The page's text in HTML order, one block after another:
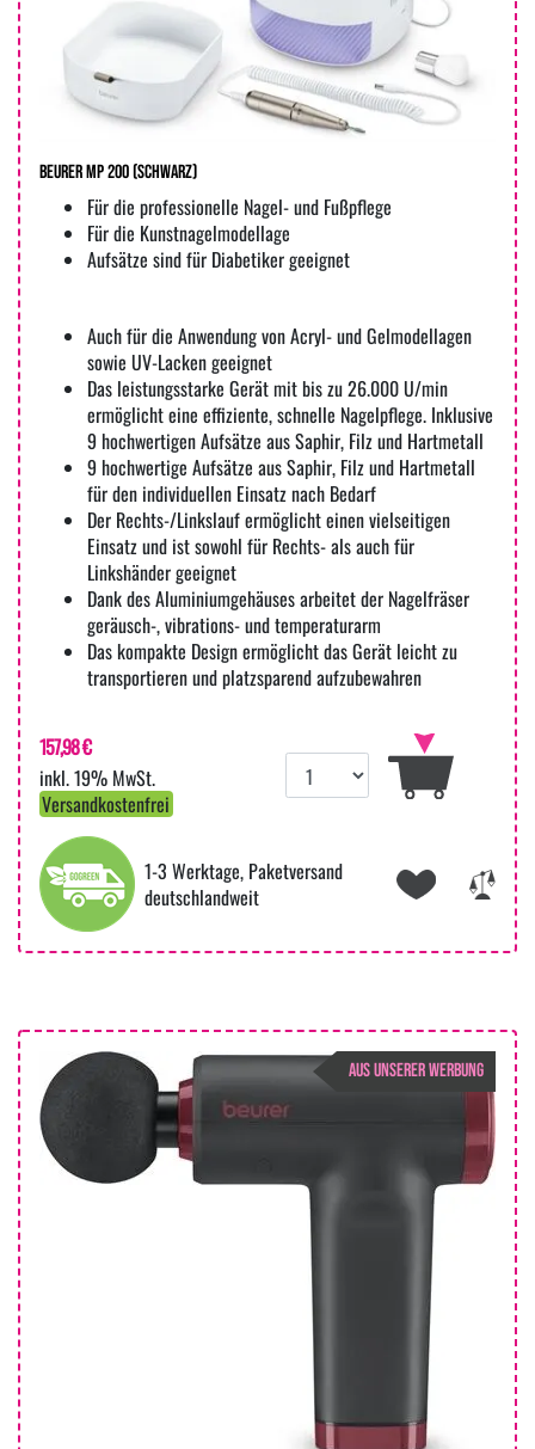
Beurer MP 200 (Schwarz)
Für die professionelle Nagel- und Fußpflege
Für die Kunstnagelmodellage
Aufsätze sind für Diabetiker geeignet
Auch für die Anwendung von Acryl- und Gelmodellagen
sowie UV-Lacken geeignet
Das leistungsstarke Gerät mit bis zu 26.000 U/min
ermöglicht eine effiziente, schnelle Nagelpflege. Inklusive
9 hochwertigen Aufsätze aus Saphir, Filz und Hartmetall
9 hochwertige Aufsätze aus Saphir, Filz und Hartmetall
für den individuellen Einsatz nach Bedarf
Der Rechts-/Linkslauf ermöglicht einen vielseitigen
Einsatz und ist sowohl für Rechts- als auch für
Linkshänder geeignet
Dank des Aluminiumgehäuses arbeitet der Nagelfräser
geräusch-, vibrations- und temperaturarm
Das kompakte Design ermöglicht das Gerät leicht zu
transportieren und platzsparend aufzubewahren
157,98 €
inkl. 19% MwSt.
Versandkostenfrei
1-3 Werktage, Paketversand
deutschlandweit
AUS UNSERER WERBUNG